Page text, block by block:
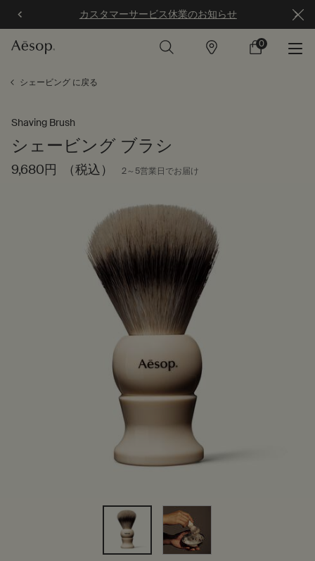
カスタマーサービス休業のお知らせ
店
カ
0
0 カート内の製
シェービング に戻る
Shaving Brush
シェービング ブラシ
9,680円 （税込） 2～5営業日でお届け